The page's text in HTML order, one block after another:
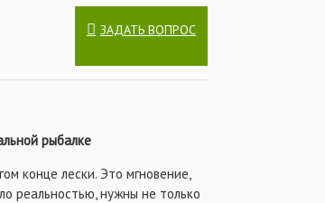
ЗАДАТЬ ВОПРОС
рыбалке
конце лески. Это мгновение,
реальностью, нужны не только